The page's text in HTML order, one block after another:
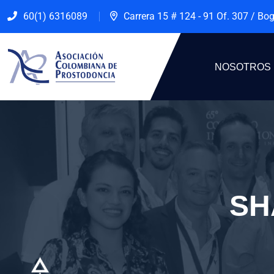
60(1) 6316089 Carrera 15 # 124 - 91 Of. 307 /
NOSOTROS